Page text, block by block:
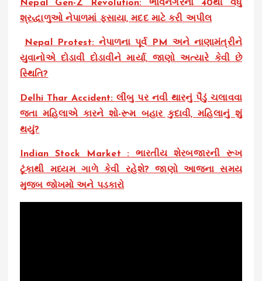
Nepal Gen-Z Revolution: ભાવનગરના 40થી વધુ
શ્રદ્ધાળુઓ નેપાળમાં ફસાયા, મદદ માટે કરી અપીલ
Nepal Protest: નેપાળના પૂર્વ PM અને નાણામંત્રીને
યુવાનોએ દોડાવી દોડાવીને માર્યા, જાણો અત્યારે કેવી છે
સ્થિતિ?
Delhi Thar Accident: લીંબુ પર નવી થારનું પૈડું ચલાવવા
જતા મહિલાએ કારને શો-રૂમ બહાર કુદાવી, મહિલાનું શું
થયું?
Indian Stock Market : ભારતીય શેરબજારની રૂખ
ટૂંકાથી મધ્યમ ગાળે કેવી રહેશે? જાણો આજના સમય
મુજબ જોખમો અને પડકારો